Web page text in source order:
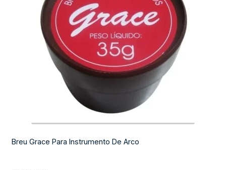
Breu Grace Para Instrumento De Arco